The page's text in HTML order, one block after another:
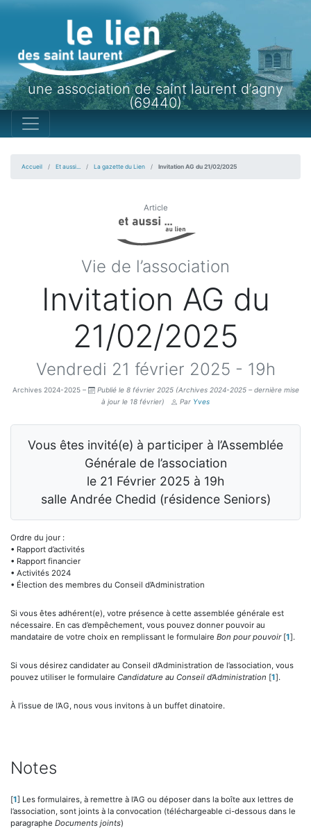
une association de saint laurent d’agny
(69440)
Accueil Et aussi... La gazette du Lien Invitation AG du 21/02/2025
Article
Vie de l’association
Invitation AG du
21/02/2025
Vendredi 21 février 2025 - 19h
Archives 2024-2025 – Publié le 8 février 2025 (Archives 2024-2025 – dernière mise
à jour le 18 février)
Par Yves
Vous êtes invité(e) à participer à l’Assemblée
Générale de l’association
le 21 Février 2025 à 19h
salle Andrée Chedid (résidence Seniors)
Ordre du jour :
• Rapport d’activités
• Rapport financier
• Activités 2024
• Élection des membres du Conseil d’Administration
Si vous êtes adhérent(e), votre présence à cette assemblée générale est
nécessaire. En cas d’empêchement, vous pouvez donner pouvoir au
mandataire de votre choix en remplissant le formulaire Bon pour pouvoir[1].
Si vous désirez candidater au Conseil d’Administration de l’association, vous
pouvez utiliser le formulaire Candidature au Conseil d’Administration [1].
À l’issue de l’AG, nous vous invitons à un buffet dinatoire.
Notes
[1] Les formulaires, à remettre à l’AG ou déposer dans la boîte aux lettres de
l’association, sont joints à la convocation (téléchargeable ci-dessous dans le
paragraphe Documents joints)